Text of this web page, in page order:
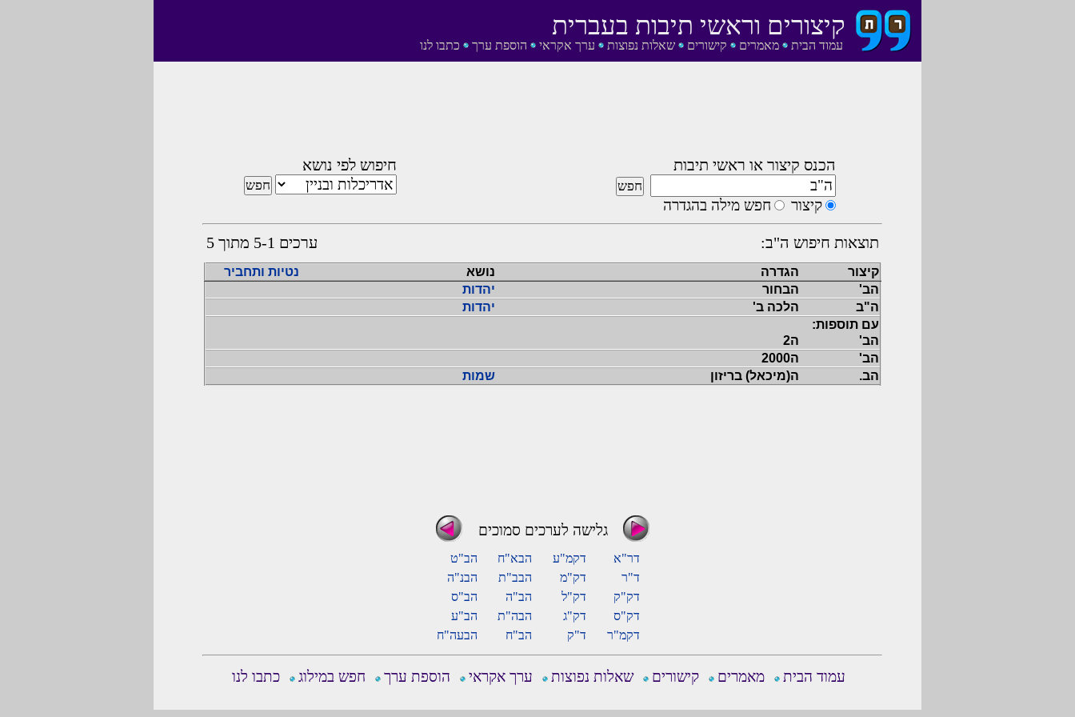
עמוד הבית מאמרים קישורים שאלות נפוצות ערך אקראי הוספת ערך כתבו לנו
קיצורים וראשי תיבות בעברית
הכנס קיצור או ראשי תיבות
קיצור חפש מילה בהגדרה
חיפוש לפי נושא
תוצאות חיפוש ה"ב: ערכים 5-1 מתוך 5
קיצור הגדרה נושא
נטיות ותחביר
הב'
הבחור
יהדות
ה"ב
הלכה ב'
יהדות
עם תוספות:
הב'
ה2
הב'
ה2000
הב.
ה(מיכאל) בריזון שמות
גלישה לערכים סמוכים
דר"א דקמ"ע הבא"ח
הב"ט
ד"ר
דק"מ הבב"ת
הבנ"ה
דק"ק
דק"ל הב"ה
הב"ס
דק"ס
דק"ג הבה"ת
הב"ע
דקמ"ר
ד"ק הב"ח הבעה"ח
עמוד הבית מאמרים קישורים שאלות נפוצות ערך אקראי הוספת ערך חפש במילוג כתבו לנו